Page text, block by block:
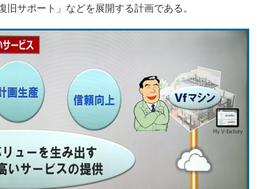
旧サポート」などを展開する計画である。